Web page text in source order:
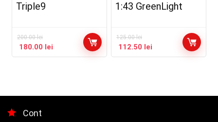
Triple9
200.00lei
180.00 lei
1:43 GreenLight
125.00lei
112.50 lei
Cont